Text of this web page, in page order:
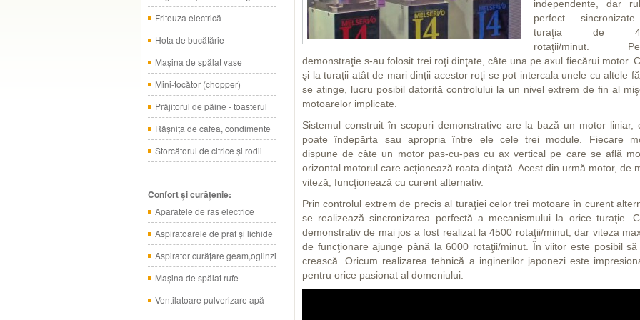
Friteuza electrică
Hota de bucătărie
Maşina de spălat vase
Mini-tocător (chopper)
Prăjitorul de pâine - toasterul
Râşniţa de cafea, condimente
Storcătorul de citrice şi rodii
Confort şi curăţenie:
Aparatele de ras electrice
Aspiratoarele de praf şi lichide
Aspirator curăţare geam,oglinzi
Maşina de spălat rufe
Ventilatoare pulverizare apă
independente, dar
perfect
turaţia de
rotaţii/minut.
demonstraţie s-au folosit trei roţi dinţate, câte una pe axul fiecărui motor.
şi la turaţii atât de mari dinţii acestor roţi se pot intercala unele cu altele
se atinge, lucru posibil datorită controlului la un nivel extrem de fin al
motoarelor implicate.
Sistemul construit în scopuri demonstrative are la bază un motor liniar,
poate îndepărta sau apropria între ele cele trei module. Fiecare
dispune de câte un motor pas-cu-pas cu ax vertical pe care se află
orizontal motorul care acţionează roata dinţată. Acest din urmă motor, de
viteză, funcţionează cu curent alternativ.
Prin controlul extrem de precis al turaţiei celor trei motoare în curent
se realizează sincronizarea perfectă a mecanismului la orice turaţie.
demonstrativ de mai jos a fost realizat la 4500 rotaţii/minut, dar viteza
de funcţionare ajunge până la 6000 rotaţii/minut. În viitor este posibil să
crească. Oricum realizarea tehnică a inginerilor japonezi este
pentru orice pasionat al domeniului.